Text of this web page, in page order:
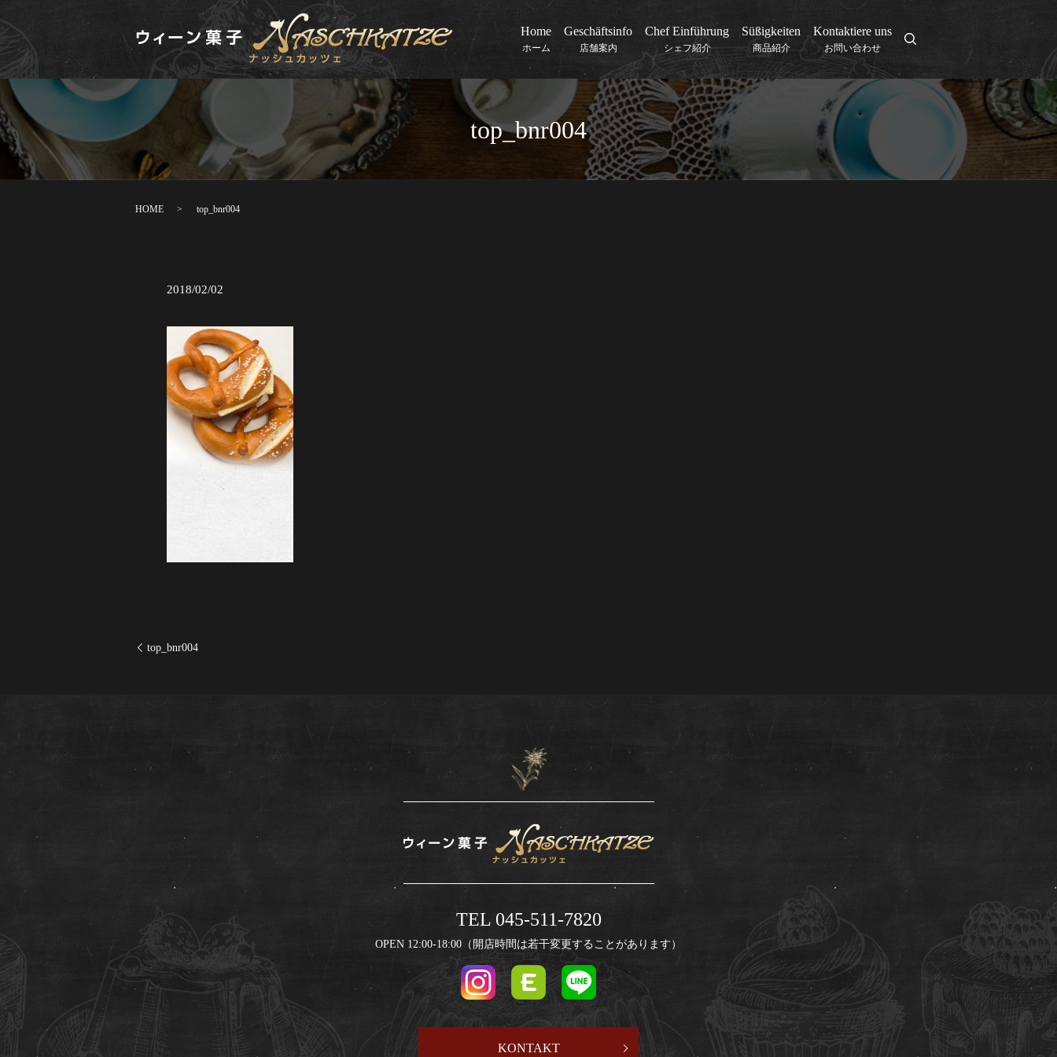
Home
ホーム
Geschäftsinfo
店舗案内
Chef Einführung
シェフ紹介
Süßigkeiten
商品紹介
Kontaktiere uns
お問い合わせ
search
top_bnr004
HOME top_bnr004
2018/02/02
top_bnr004
TEL 045-511-7820
OPEN 12:00-18:00（開店時間は若干変更することがあります）
KONTAKT